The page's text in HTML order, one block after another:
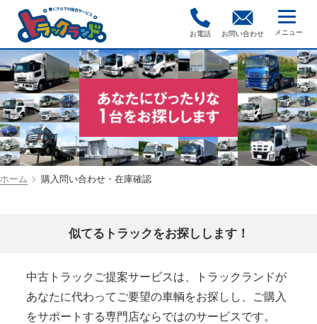
お電話 お問い合わせ
ホーム 購入問い合わせ・在庫確認
似てるトラックをお探しします！
中古トラックご提案サービスは、トラックランドが
あなたに代わってご要望の車輌をお探しし、ご購入
をサポートする専門店ならではのサービスです。